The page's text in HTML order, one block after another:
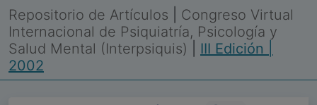
Repositorio de Artículos
Congreso Virtual
Internacional de Psiquiatría, Psicología y
Salud Mental (Interpsiquis)
III Edición |
2002